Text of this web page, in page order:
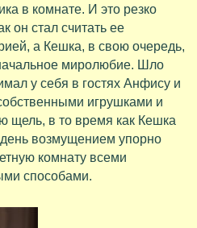
в комнате. И это резко
он стал считать ее
а Кешка, в свою очередь,
миролюбие. Шло
у себя в гостях Анфису и
игрушками и
щель, в то время как Кешка
возмущением упорно
комнату всеми
способами.